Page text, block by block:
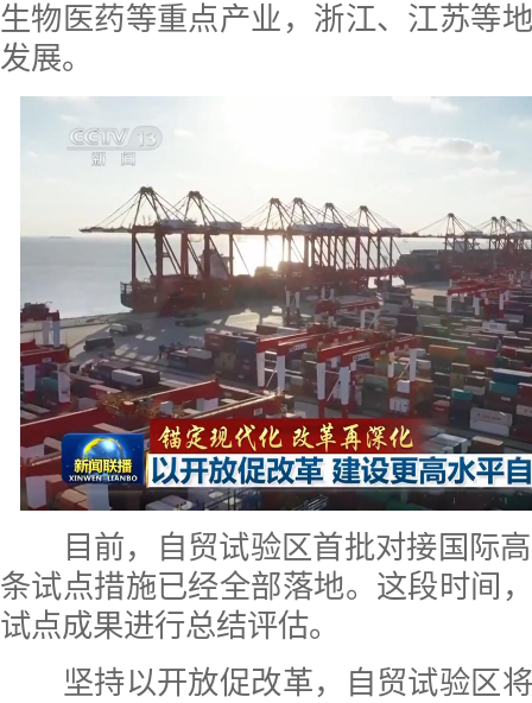
生物医药等重点产业，浙江、江苏等
发展。
目前，自贸试验区首批对接国际高
条试点措施已经全部落地。这段时间
试点成果进行总结评估。
坚持以开放促改革，自贸试验区将